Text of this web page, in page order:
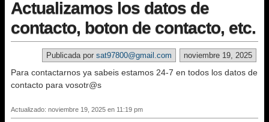
Actualizamos los datos de
contacto, boton de contacto, etc.
noviembre 19, 2025
Publicada por sat97800@gmail.com
Para contactarnos ya sabeis estamos 24-7 en todos los datos de
contacto para vosotr@s
Actualizado: noviembre 19, 2025 en 11:19 pm